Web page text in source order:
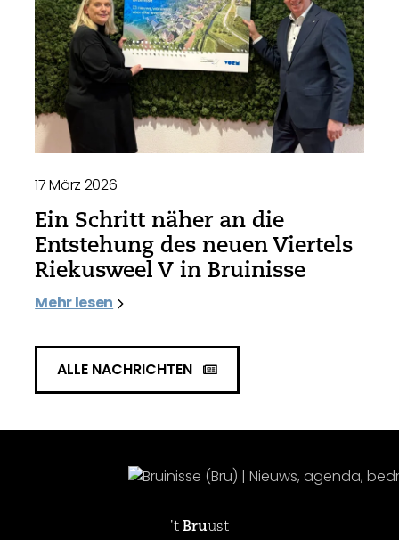
17 März 2026
Ein Schritt näher an die
Entstehung des neuen Viertels
Riekusweel V in Bruinisse
Mehr lesen
ALLE NACHRICHTEN
't Bruust